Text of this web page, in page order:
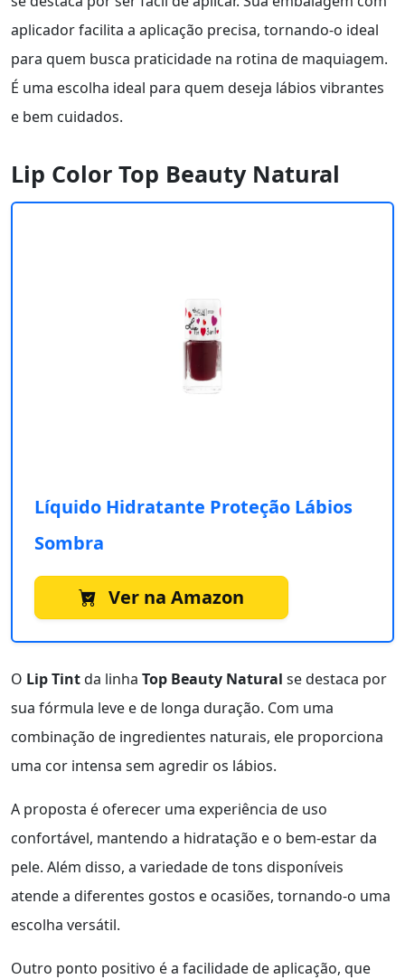
aplicador facilita a aplicação precisa, tornando-o ideal
para quem busca praticidade na rotina de maquiagem.
É uma escolha ideal para quem deseja lábios vibrantes
e bem cuidados.
Lip Color Top Beauty Natural
Líquido Hidratante Proteção Lábios
Sombra
Ver na Amazon
O Lip Tintda linha Top Beauty Natural se destaca por
sua fórmula leve e de longa duração. Com uma
combinação de ingredientes naturais, ele proporciona
uma cor intensa sem agredir os lábios.
A proposta é oferecer uma experiência de uso
confortável, mantendo a hidratação e o bem-estar da
pele. Além disso, a variedade de tons disponíveis
atende a diferentes gostos e ocasiões, tornando-o uma
escolha versátil.
Outro ponto positivo é a facilidade de aplicação, que